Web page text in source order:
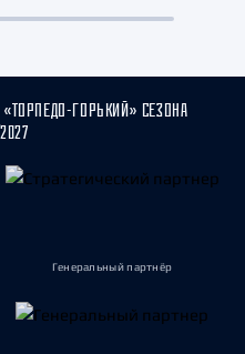
ГОРЬКИЙ» СЕЗОНА
Генеральный партнёр